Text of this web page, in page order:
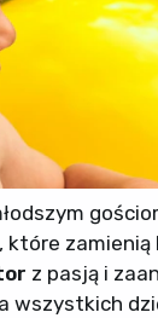
, które zamienią
z pasją i
wszystkich